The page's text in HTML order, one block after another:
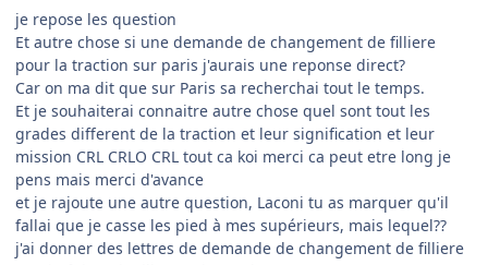
je repose les question
Et autre chose si une demande de changement de filliere
pour la traction sur paris j'aurais une reponse direct?
Car on ma dit que sur Paris sa recherchai tout le temps.
Et je souhaiterai connaitre autre chose quel sont tout les
grades different de la traction et leur signification et leur
mission CRL CRLO CRL tout ca koi merci ca peut etre long je
pens mais merci d'avance
et je rajoute une autre question, Laconi tu as marquer qu'il
fallai que je casse les pied à mes supérieurs, mais lequel??
j'ai donner des lettres de demande de changement de filliere